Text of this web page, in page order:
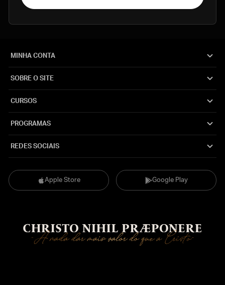
Apple Store Google Play
MINHA CONTA
SOBRE O SITE
CURSOS
PROGRAMAS
REDES SOCIAIS